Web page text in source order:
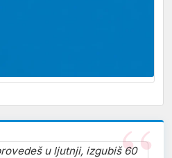
u ljutnji, izgubiš 60